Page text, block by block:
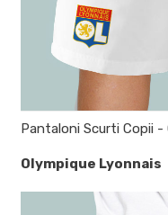
Olympique Lyonnais
Pantaloni Scurti Copii -